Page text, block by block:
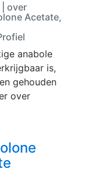
over
Acetate,
anabole
is,
gehouden
over